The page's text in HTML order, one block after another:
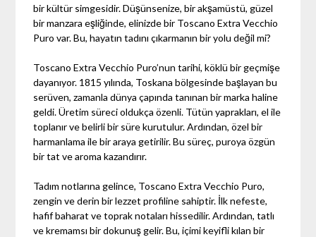
bir kültür simgesidir. Düşünsenize, bir akşamüstü, güzel
bir manzara eşliğinde, elinizde bir Toscano Extra Vecchio
Puro var. Bu, hayatın tadını çıkarmanın bir yolu değil mi?
Toscano Extra Vecchio Puro’nun tarihi, köklü bir geçmişe
dayanıyor. 1815 yılında, Toskana bölgesinde başlayan bu
serüven, zamanla dünya çapında tanınan bir marka haline
geldi. Üretim süreci oldukça özenli. Tütün yaprakları, el ile
toplanır ve belirli bir süre kurutulur. Ardından, özel bir
harmanlama ile bir araya getirilir. Bu süreç, puroya özgün
bir tat ve aroma kazandırır.
Tadım notlarına gelince, Toscano Extra Vecchio Puro,
zengin ve derin bir lezzet profiline sahiptir. İlk nefeste,
hafif baharat ve toprak notaları hissedilir. Ardından, tatlı
ve kremamsı bir dokunuş gelir. Bu, içimi keyifli kılan bir